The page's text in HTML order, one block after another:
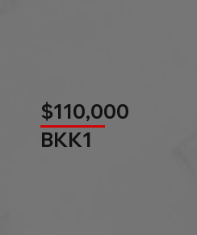
$110,000
BKK1